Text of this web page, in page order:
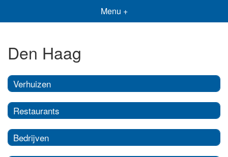
Menu +
Den Haag
Verhuizen
Restaurants
Bedrijven